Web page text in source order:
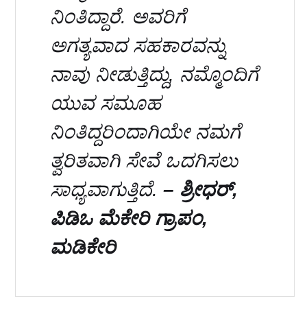
ನಿಂತಿದ್ದಾರೆ. ಅವರಿಗೆ
ಅಗತ್ಯವಾದ ಸಹಕಾರವನ್ನು
ನಾವು ನೀಡುತ್ತಿದ್ದು, ನಮ್ಮೊಂದಿಗೆ
ಯುವ ಸಮೂಹ
ನಿಂತಿದ್ದರಿಂದಾಗಿಯೇ ನಮಗೆ
ತ್ವರಿತವಾಗಿ ಸೇವೆ ಒದಗಿಸಲು
ಸಾಧ್ಯವಾಗುತ್ತಿದೆ. – ಶ್ರೀಧರ್,
ಪಿಡಿಒ ಮೆಕೇರಿ ಗ್ರಾಪಂ,
ಮಡಿಕೇರಿ